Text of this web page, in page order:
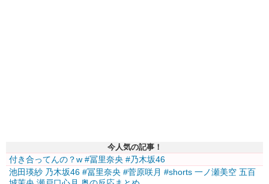
今人気の記事！
付き合ってんの？w #冨里奈央 #乃木坂46
池田瑛紗 乃木坂46 #冨里奈央 #菅原咲月 #shorts 一ノ瀬美空 五百